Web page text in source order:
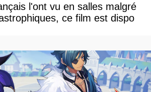
l'ont vu en salles malgré
ce film est dispo